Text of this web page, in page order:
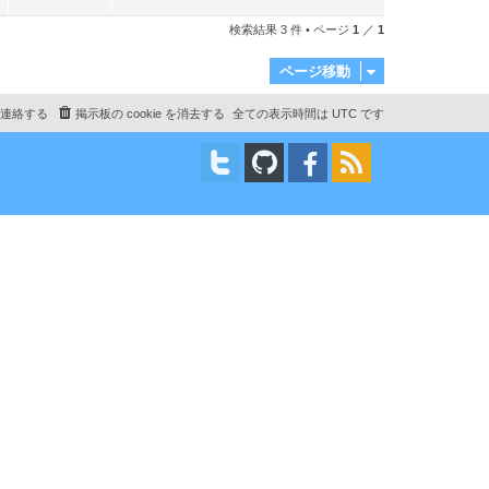
検索結果 3 件 • ページ 1 ／ 1
ページ移動
全ての表示時間は UTC です
掲示板の cookie を消去する
連絡する